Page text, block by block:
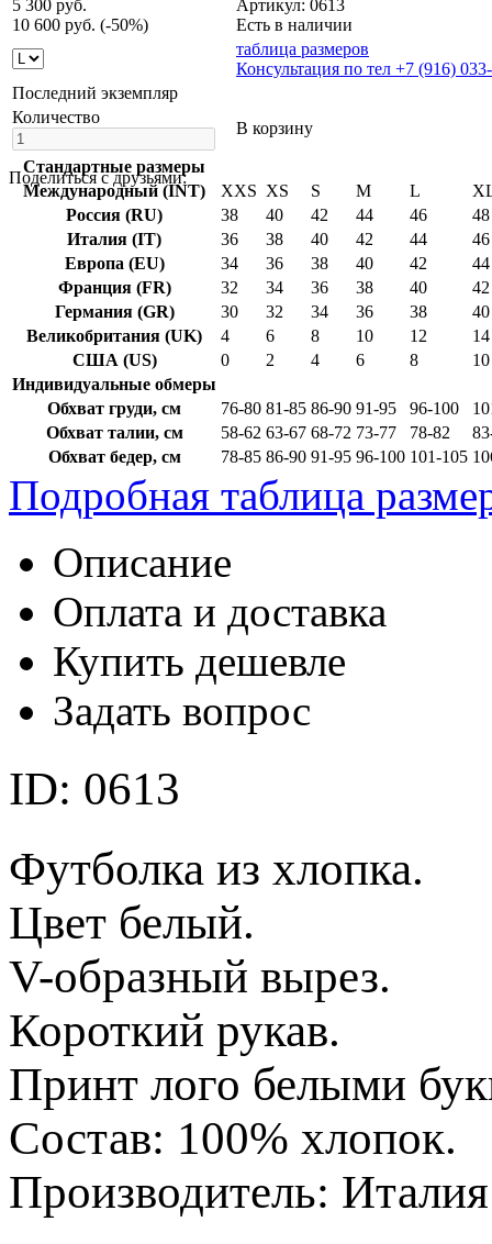
5 300 руб.
10 600 руб. (-50%)
Артикул: 0613
Есть в наличии
таблица размеров
Консультация по тел +7 (916)
Последний экземпляр
Количество
В корзину
Поделиться с друзьями:
Стандартные размеры
Международный (INT)
XXS XS S M L
Россия (RU)
38 40 42 44 46
48
Италия (IT)
36 38 40 42 44
46
Европа (EU)
34 36 38 40 42
44
Франция (FR)
32 34 36 38 40
42
Германия (GR)
30 32 34 36 38
40
Великобритания (UK)
4 6 8 10 12
14
США (US)
0 2 4 6 8
10
Индивидуальные обмеры
Обхват груди, см
76-80 81-85 86-90 91-95 96-100
Обхват талии, см
58-62 63-67 68-72 73-77 78-82
Обхват бедер, см
78-85 86-90 91-95 96-100 101-105
Подробная таблица
Описание
Оплата и доставка
Купить дешевле
Задать вопрос
ID: 0613
Футболка из хлопка.
Цвет белый.
V-образный вырез.
Короткий рукав.
Принт лого белыми
Состав: 100% хлопок.
Производитель: Италия